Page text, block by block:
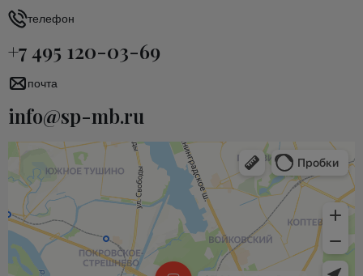
телефон
+7 495 120-03-69
почта
info@sp-mb.ru